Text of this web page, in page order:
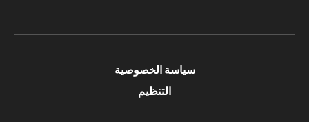
سياسة الخصوصية
التنظيم